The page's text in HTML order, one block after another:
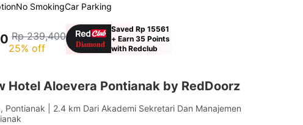
No SmokingCar Parking
Rp 239,400
25% off
Saved Rp 15561
+ Earn 35 Points
with Redclub
Hotel Aloevera Pontianak by RedDoorz
Pontianak
| 2.4 km Dari Akademi Sekretari Dan Manajemen